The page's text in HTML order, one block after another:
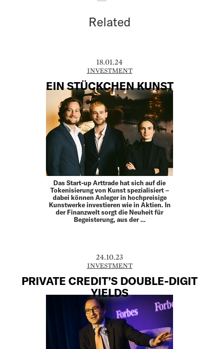
Related
18.01.24
INVESTMENT
EIN STÜCKCHEN KUNST
Das Start-up Arttrade hat sich auf die
Tokenisierung von Kunst spezialisiert –
dabei können Anleger in hochpreisige
Kunstwerke investieren wie in Aktien. In
der Finanzwelt sorgt die Neuheit für
Begeisterung, aus der …
24.10.23
INVESTMENT
PRIVATE CREDIT’S DOUBLE-DIGIT
YIELDS